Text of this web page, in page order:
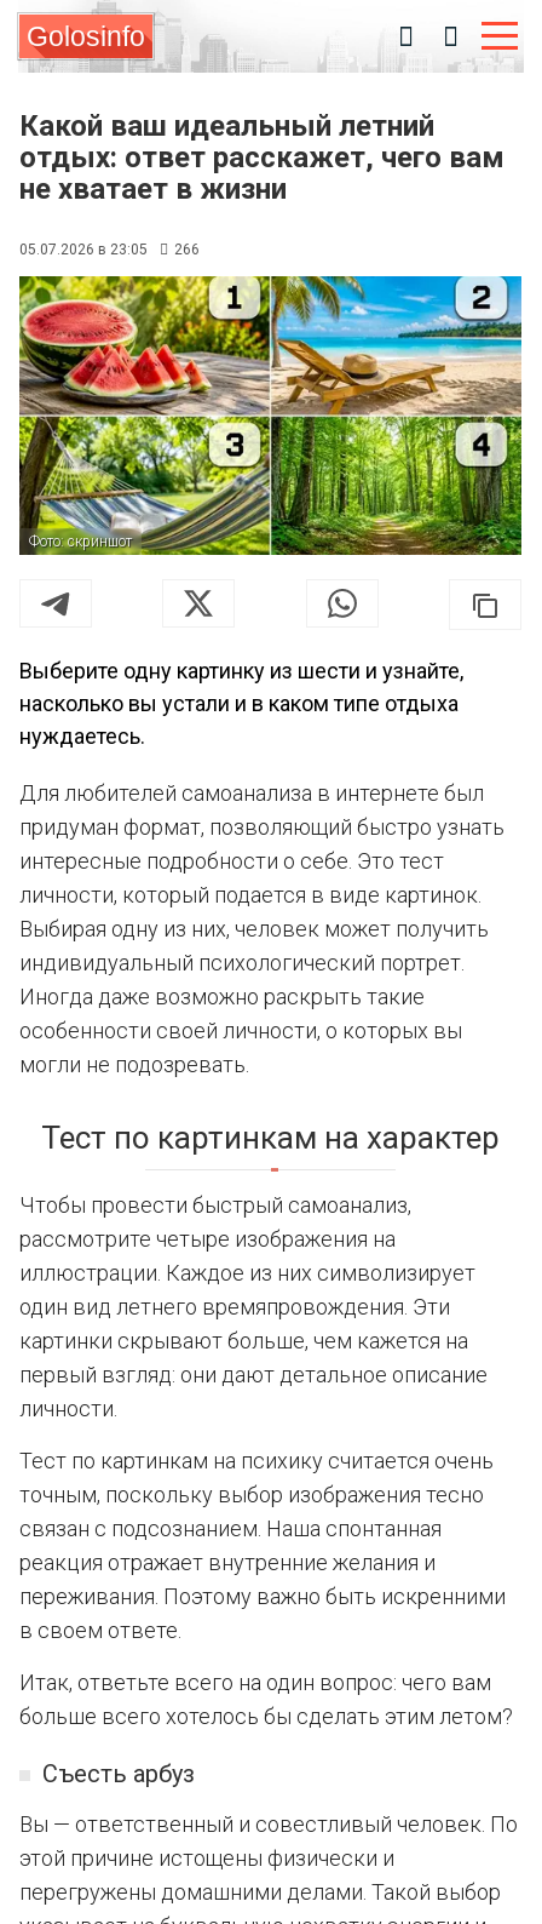
Golosinfo
Какой ваш идеальный летний
отдых: ответ расскажет, чего вам
не хватает в жизни
05.07.2026 в 23:05 266
Фото: скриншот
Выберите одну картинку из шести и узнайте,
насколько вы устали и в каком типе отдыха
нуждаетесь.
Для любителей самоанализа в интернете был
придуман формат, позволяющий быстро узнать
интересные подробности о себе. Это тест
личности, который подается в виде картинок.
Выбирая одну из них, человек может получить
индивидуальный психологический портрет.
Иногда даже возможно раскрыть такие
особенности своей личности, о которых вы
могли не подозревать.
Тест по картинкам на характер
Чтобы провести быстрый самоанализ,
рассмотрите четыре изображения на
иллюстрации. Каждое из них символизирует
один вид летнего времяпровождения. Эти
картинки скрывают больше, чем кажется на
первый взгляд: они дают детальное описание
личности.
Тест по картинкам на психику считается очень
точным, поскольку выбор изображения тесно
связан с подсознанием. Наша спонтанная
реакция отражает внутренние желания и
переживания. Поэтому важно быть искренними
в своем ответе.
Итак, ответьте всего на один вопрос: чего вам
больше всего хотелось бы сделать этим летом?
Съесть арбуз
Вы — ответственный и совестливый человек. По
этой причине истощены физически и
перегружены домашними делами. Такой выбор